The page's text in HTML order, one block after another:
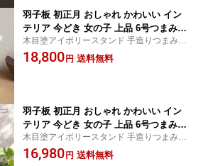
羽子板 初正月 おしゃれ かわいい イン
テリア 今どき 女の子 上品 6号つまみ羽
子板 パープル 初節句 増村人形店 MMN1
688
木目塗アイボリースタンド 手造りつまみ細
工
18,800 円 送料無料
羽子板 初正月 おしゃれ かわいい イン
テリア 今どき 女の子 上品 6号つまみ羽
子板 ベージュ 初節句 増村人形店 MMN1
690
木目塗アイボリースタンド 手造りつまみ細
工
16,980 円 送料無料